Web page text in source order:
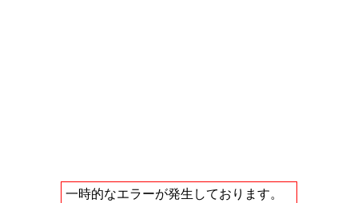
一時的なエラーが発生しております。